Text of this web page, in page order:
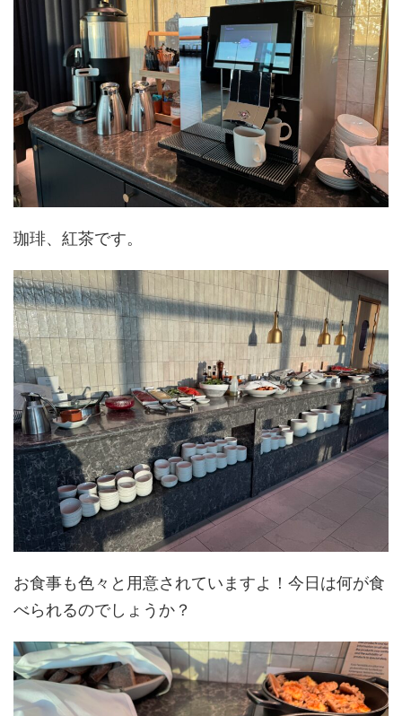
珈琲、紅茶です。
お食事も色々と用意されていますよ！今日は何が食
べられるのでしょうか？